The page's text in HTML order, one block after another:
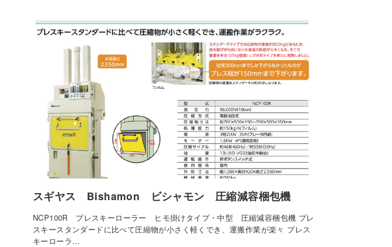
スギヤス Bishamon ビシャモン 圧縮減容梱包機
NCP100R プレスキーローラー ヒモ掛けタイプ・中型 圧縮減容梱包機 プレ
スキースタンダードに比べて圧縮物が小さく軽くでき、運搬作業が楽々 プレス
キーローラ…